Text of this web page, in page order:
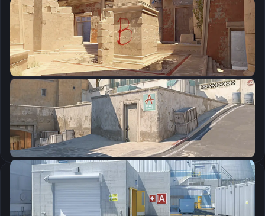
CSGO-5fRFk-4si5z-U2Uff-pkfk5-jJCEB
Скопировать
Параметры запуска